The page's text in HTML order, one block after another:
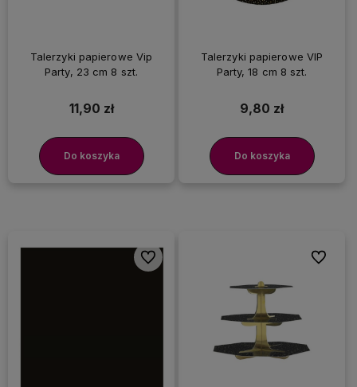
Talerzyki papierowe Vip
Party, 23 cm 8 szt.
11,90 zł
Do koszyka
Talerzyki papierowe VIP
Party, 18 cm 8 szt.
9,80 zł
Do koszyka
Do ulubionych Do